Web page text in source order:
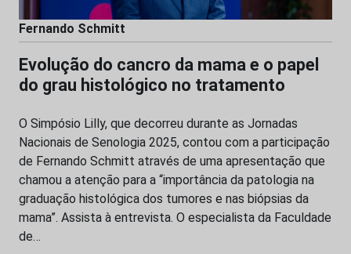
Fernando Schmitt
Evolução do cancro da mama e o papel
do grau histológico no tratamento
O Simpósio Lilly, que decorreu durante as Jornadas
Nacionais de Senologia 2025, contou com a participação
de Fernando Schmitt através de uma apresentação que
chamou a atenção para a “importância da patologia na
graduação histológica dos tumores e nas biópsias da
mama”. Assista à entrevista. O especialista da Faculdade
de…